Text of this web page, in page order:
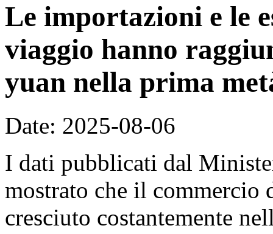
Le importazioni e le
viaggio hanno
yuan nella prima
Date: 2025-08-06
I dati pubblicati dal
mostrato che il commercio
cresciuto costantemente